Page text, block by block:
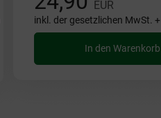
EUR
inkl. der gesetzlichen MwSt. +
In den Warenkorb